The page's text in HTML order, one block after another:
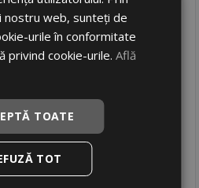
Cargospeed evo
116R
C
B 73 dB
Discount14%
nostru web, sunteți de
urile în conformitate
privind cookie-urile.Află
TOATE
TOT